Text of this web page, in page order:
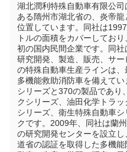
湖北潤利特殊自動車有限公
ある隋州市湖北省の、炎帝
位置しています。同社は
トルの面積をカバーしてお
初の国内民間企業です。同
研究開発、製造、販売、サ
の特殊自動車生産ラインは
多機能救助消防車を備えて
シリーズと370の製品であり
クシリーズ、油田化学トラ
シリーズ、衛生特殊自動車
クです。2009年、同社は蘭
の研究開発センターを設立
道省の認証を取得した多機